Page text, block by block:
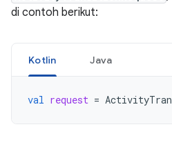
di contoh berikut:
Kotlin Java
val request =